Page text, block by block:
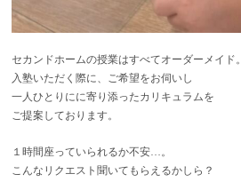
セカンドホームの授業はすべてオーダーメイド。
入塾いただく際に、ご希望をお伺いし
一人ひとりにに寄り添ったカリキュラムを
ご提案しております。
１時間座っていられるか不安…。
こんなリクエスト聞いてもらえるかしら？